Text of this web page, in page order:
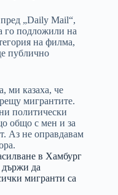
„Daily Mail“,
го подложили на
на филма,
публично
ми казаха, че
мигрантите.
политически
общо с мен и за
Аз не оправдавам
в Хамбург
държи да
мигранти са